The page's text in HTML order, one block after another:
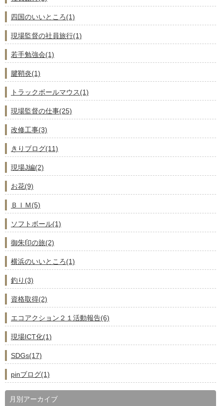
四国のいいところ(1)
現場監督の社員旅行(1)
若手勉強会(1)
腱鞘炎(1)
トラックボールマウス(1)
現場監督の仕事(25)
改修工事(3)
きりブログ(11)
現場J編(2)
お花(9)
ＢＩＭ(5)
ソフトボール(1)
御朱印の旅(2)
横浜のいいところ(1)
釣り(3)
資格取得(2)
エコアクション２１活動報告(6)
現場ICT化(1)
SDGs(17)
pinブログ(1)
月別アーカイブ